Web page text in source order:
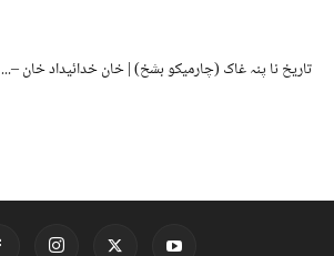
تاریخ نا پنہ غاک (چارمیکو بشخ) | خان خدائیداد خان –...